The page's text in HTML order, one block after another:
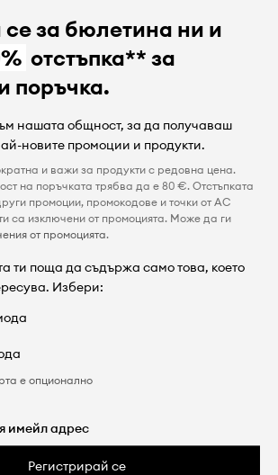
за бюлетина ни и
отстъпка** за
поръчка.
нашата общност, за да получаваш
новите промоции и продукти.
и важи за продукти с редовна цена.
на поръчката трябва да е 80 €. Отстъпката
промоции, промокодове и точки от AC
са изключени от промоцията. Може да ги
от промоцията.
ти поща да съдържа само това, което
Избери:
е опционално
Регистрирай се